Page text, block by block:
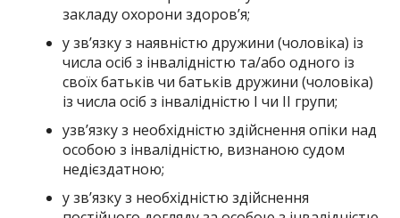
закладу охорони здоров’я;
у зв’язку з наявністю дружини (чоловіка) із
числа осіб з інвалідністю та/або одного із
своїх батьків чи батьків дружини (чоловіка)
із числа осіб з інвалідністю I чи II групи;
узв’язку з необхідністю здійснення опіки над
особою з інвалідністю, визнаною судом
недієздатною;
у зв’язку з необхідністю здійснення